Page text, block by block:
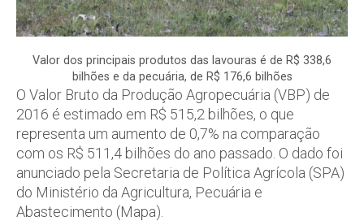
Valor dos principais produtos das lavouras é de R$ 338,6
bilhões e da pecuária, de R$ 176,6 bilhões
O Valor Bruto da Produção Agropecuária (VBP) de
2016 é estimado em R$ 515,2 bilhões, o que
representa um aumento de 0,7% na comparação
com os R$ 511,4 bilhões do ano passado. O dado foi
anunciado pela Secretaria de Política Agrícola (SPA)
do Ministério da Agricultura, Pecuária e
Abastecimento (Mapa).